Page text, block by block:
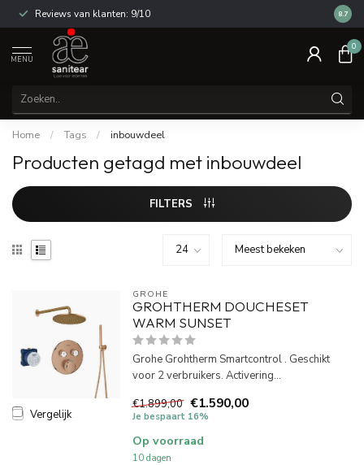
Reviews van klanten: 9/10 14
8.7
MENU
0
Home / Tags / inbouwdeel
Producten getagd met inbouwdeel
FILTERS
Vergelijk
GROHE
GROHTHERM DOUCHESET
WARM SUNSET
Grohe Grohtherm Smartcontrol . Geschikt
voor 2 verbruikers. Activering...
€1.899,00 €1.590,00
Je bespaart 16%
Op voorraad
10 dagen